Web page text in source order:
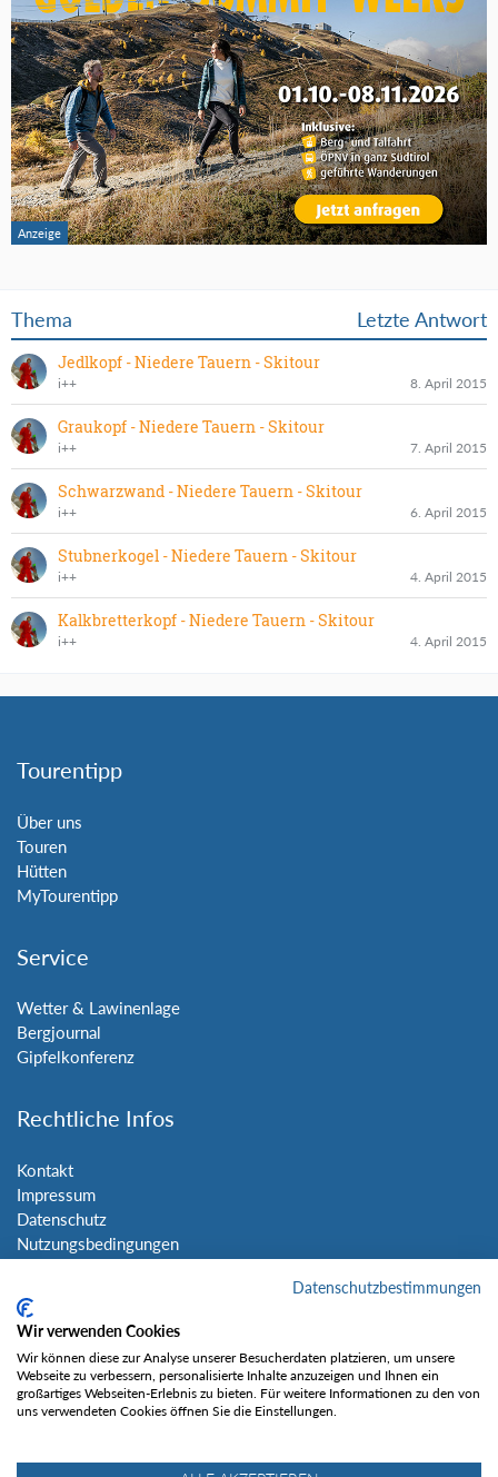
Thema Letzte Antwort
Jedlkopf - Niedere Tauern - Skitour
i++ 8. April 2015
Graukopf - Niedere Tauern - Skitour
i++ 7. April 2015
Schwarzwand - Niedere Tauern - Skitour
i++ 6. April 2015
Stubnerkogel - Niedere Tauern - Skitour
i++ 4. April 2015
Kalkbretterkopf - Niedere Tauern - Skitour
i++ 4. April 2015
Tourentipp
Über uns
Touren
Hütten
MyTourentipp
Service
Wetter & Lawinenlage
Bergjournal
Gipfelkonferenz
Rechtliche Infos
Kontakt
Impressum
Datenschutz
Nutzungsbedingungen
Social Media
Gefällt mir
Datenschutzbestimmungen
Wir verwenden Cookies
Wir können diese zur Analyse unserer Besucherdaten platzieren, um unsere
Webseite zu verbessern, personalisierte Inhalte anzuzeigen und Ihnen ein
großartiges Webseiten-Erlebnis zu bieten. Für weitere Informationen zu den von
uns verwendeten Cookies öffnen Sie die Einstellungen.